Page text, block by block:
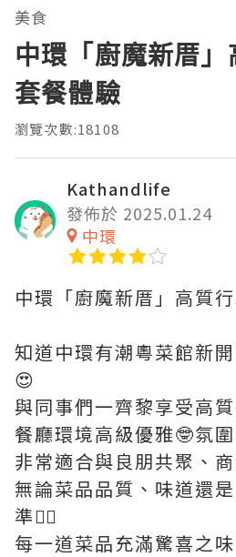
美食
中環「廚魔新厝
套餐體驗
瀏覽次數:18108
Kathandlife
發佈於 2025.01.24
中環
中環「廚魔新厝」高質
知道中環有潮粵菜館新開
😍
與同事們一齊黎享受高
餐廳環境高級優雅🤓氛
非常適合與良朋共聚、
無論菜品品質、味道還
準👍🏻
每一道菜品充滿驚喜之